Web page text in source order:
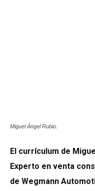
Miguel Ángel Rubio.
El currículum de
Experto en venta
de Wegmann